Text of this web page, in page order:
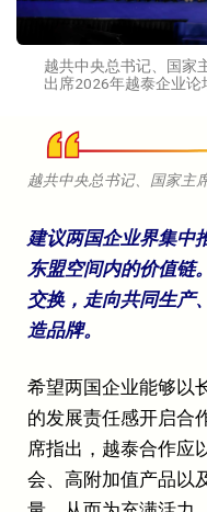
越共中央总书记、国家
出席2026年越泰企业论
越共中央总书记、国家主
建议两国企业界集中
东盟空间内的价值链
交换，走向共同生产
造品牌。
希望两国企业能够以
的发展责任感开启合
席指出，越泰合作应
会、高附加值产品以